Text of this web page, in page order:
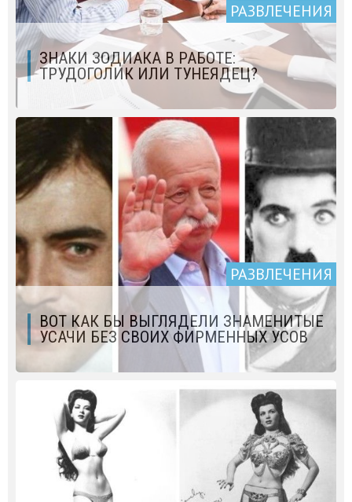
РАЗВЛЕЧЕНИЯ
ЗНАКИ ЗОДИАКА В РАБОТЕ:
ТРУДОГОЛИК ИЛИ ТУНЕЯДЕЦ?
РАЗВЛЕЧЕНИЯ
ВОТ КАК БЫ ВЫГЛЯДЕЛИ ЗНАМЕНИТЫЕ
УСАЧИ БЕЗ СВОИХ ФИРМЕННЫХ УСОВ